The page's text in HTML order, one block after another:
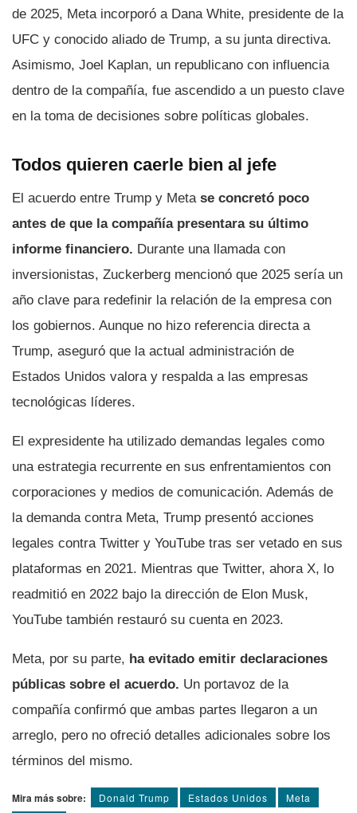
de 2025, Meta incorporó a Dana White, presidente de la
UFC y conocido aliado de Trump, a su junta directiva.
Asimismo, Joel Kaplan, un republicano con influencia
dentro de la compañía, fue ascendido a un puesto clave
en la toma de decisiones sobre políticas globales.
Todos quieren caerle bien al jefe
El acuerdo entre Trump y Meta se concretó poco
antes de que la compañía presentara su último
informe financiero. Durante una llamada con
inversionistas, Zuckerberg mencionó que 2025 sería un
año clave para redefinir la relación de la empresa con
los gobiernos. Aunque no hizo referencia directa a
Trump, aseguró que la actual administración de
Estados Unidos valora y respalda a las empresas
tecnológicas líderes.
El expresidente ha utilizado demandas legales como
una estrategia recurrente en sus enfrentamientos con
corporaciones y medios de comunicación. Además de
la demanda contra Meta, Trump presentó acciones
legales contra Twitter y YouTube tras ser vetado en sus
plataformas en 2021. Mientras que Twitter, ahora X, lo
readmitió en 2022 bajo la dirección de Elon Musk,
YouTube también restauró su cuenta en 2023.
Meta, por su parte, ha evitado emitir declaraciones
públicas sobre el acuerdo. Un portavoz de la
compañía confirmó que ambas partes llegaron a un
arreglo, pero no ofreció detalles adicionales sobre los
términos del mismo.
Mira más sobre: Donald Trump Estados Unidos
Meta